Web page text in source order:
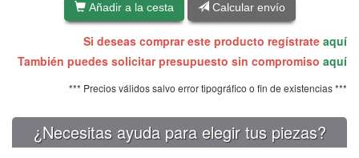
Añadir a la cesta Calcular envío
Si deseas comprar este producto regístrate aquí
También puedes solicitar presupuesto sin compromiso aquí
*** Precios válidos salvo error tipográfico o fin de existencias ***
¿Necesitas ayuda para elegir tus piezas?